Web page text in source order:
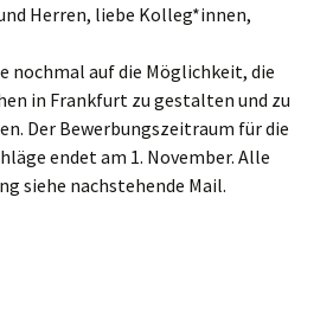
Herren, liebe Kolleg*innen,
nochmal auf die Möglichkeit, die
in Frankfurt zu gestalten und zu
Der Bewerbungszeitraum für die
endet am 1. November. Alle
siehe nachstehende Mail.